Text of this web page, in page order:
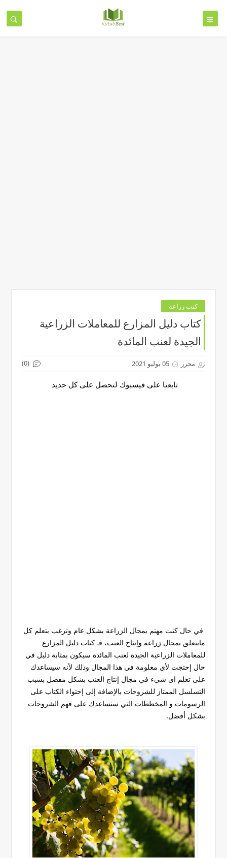
كتب زراعة
كتاب دليل المزارع للمعاملات الزراعية
الجيدة لعنب المائدة
محرر 05 يوليو 2021 (0)
تابعنا على فيسبوك لتحصل على كل جديد
في حال كنت مهتم بمجال الزراعة بشكل عام وترغب بتعلم كل
مايتعلق بمجال زراعة وإنتاج العنب، فـ كتاب دليل المزارع
للمعاملات الزراعية الجيدة لعنب المائدة سيكون بمثابة دليل في
حال إحتجت لأي معلومة في هذا المجال وذلك لأنه سيساعدك
على تعلم اي شيء في مجال إنتاج العنب بشكل مفصل بسبب
التسلسل الممتاز للشروحات بالإضافة إلى إحتواء الكتاب على
الرسومات و المخططات التي ستساعدك على فهم الشروحات
بشكل أفضل.